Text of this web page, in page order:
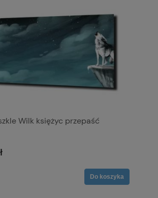
Wilk księżyc przepaść
Do koszyka